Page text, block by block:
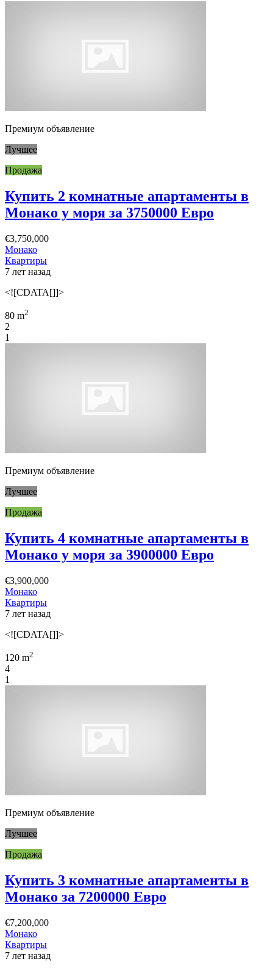
Премиум объявление
Лучшее
Продажа
Купить 2 комнатные апартаменты в
Монако у моря за 3750000 Евро
€3,750,000
Монако
Квартиры
7 лет назад
<![CDATA[]]>
80 m2
2
1
Премиум объявление
Лучшее
Продажа
Купить 4 комнатные апартаменты в
Монако у моря за 3900000 Евро
€3,900,000
Монако
Квартиры
7 лет назад
<![CDATA[]]>
120 m2
4
1
Премиум объявление
Лучшее
Продажа
Купить 3 комнатные апартаменты в
Монако за 7200000 Евро
€7,200,000
Монако
Квартиры
7 лет назад